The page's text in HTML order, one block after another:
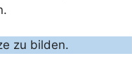
zu bilden.